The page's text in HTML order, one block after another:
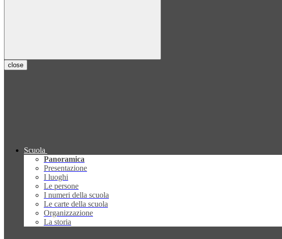
close
Scuola
Panoramica
Presentazione
I luoghi
Le persone
I numeri della scuola
Le carte della scuola
Organizzazione
La storia